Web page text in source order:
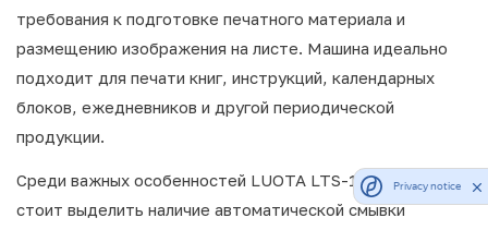
требования к подготовке печатного материала и
размещению изображения на листе. Машина идеально
подходит для печати книг, инструкций, календарных
блоков, ежедневников и другой периодической
продукции.
Среди важных особенностей LUOTA LTS-104 (1+1)
стоит выделить наличие автоматической смывки
Privacy notice